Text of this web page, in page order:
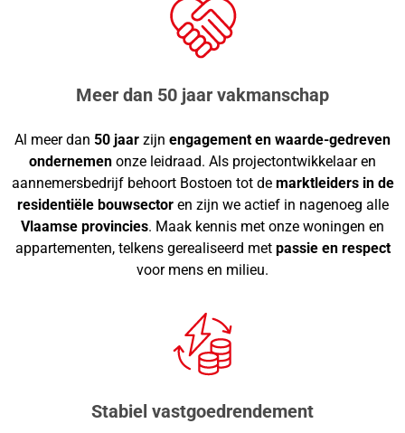
Meer dan 50 jaar vakmanschap
Al meer dan 50 jaar zijn engagement en waarde-gedreven
ondernemen onze leidraad. Als projectontwikkelaar en
aannemersbedrijf behoort Bostoen tot de marktleiders in de
residentiële bouwsectoren zijn we actief in nagenoeg alle
Vlaamse provincies. Maak kennis met onze woningen en
appartementen, telkens gerealiseerd met passie en respect
voor mens en milieu.
Stabiel vastgoedrendement